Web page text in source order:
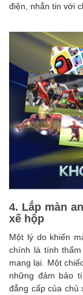
điện, nhắn tin với
4. Lắp màn
xế hộp
Một lý do khiến
chính là tính
mang lại. Một
những đảm bảo
đẳng cấp của chủ